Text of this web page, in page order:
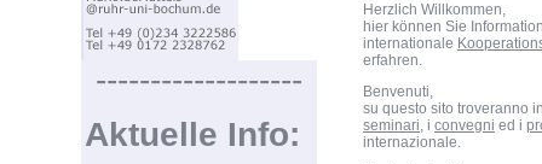
Herzlich Willkommen,
hier können Sie
internationale
erfahren.
Benvenuti,
su questo sito troveranno
seminari, i convegni ed i
internazionale.
-------------------
Aktuelle Info: